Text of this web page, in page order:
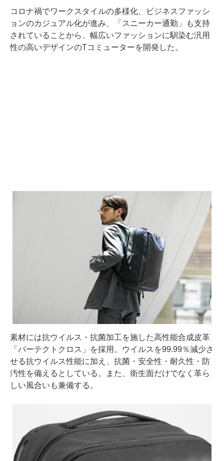
コロナ禍でワークスタイルの多様化、ビジネスファッシ
ョンのカジュアル化が進み、「スニーカー通勤」も支持
されていることから、幅広いファッションに馴染む汎用
性の高いデザインのTコミューターを開発した。
素材には抗ウイルス・抗菌加工を施した高性能合成皮革
「バーテクトクロス」を採用。ウイルスを99.99％減少さ
せる抗ウイルス性能に加え、抗菌・安全性・耐久性・防
汚性を備えるとしている。また、衛生面だけでなく革ら
しい風合いも兼備する。